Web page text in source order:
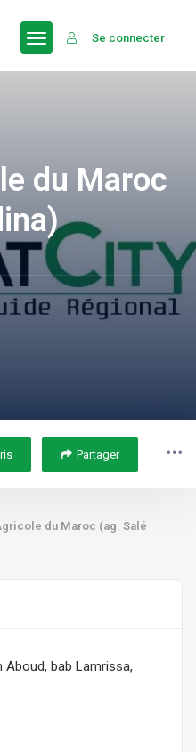
Se connecter
du Maroc
Partager
du Maroc (ag. Salé
Aboud, bab Lamrissa,